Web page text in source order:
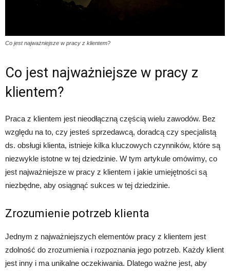
Co jest najważniejsze w pracy z klientem?
Co jest najważniejsze w pracy z
klientem?
Praca z klientem jest nieodłączną częścią wielu zawodów. Bez
względu na to, czy jesteś sprzedawcą, doradcą czy specjalistą
ds. obsługi klienta, istnieje kilka kluczowych czynników, które są
niezwykle istotne w tej dziedzinie. W tym artykule omówimy, co
jest najważniejsze w pracy z klientem i jakie umiejętności są
niezbędne, aby osiągnąć sukces w tej dziedzinie.
Zrozumienie potrzeb klienta
Jednym z najważniejszych elementów pracy z klientem jest
zdolność do zrozumienia i rozpoznania jego potrzeb. Każdy klient
jest inny i ma unikalne oczekiwania. Dlatego ważne jest, aby